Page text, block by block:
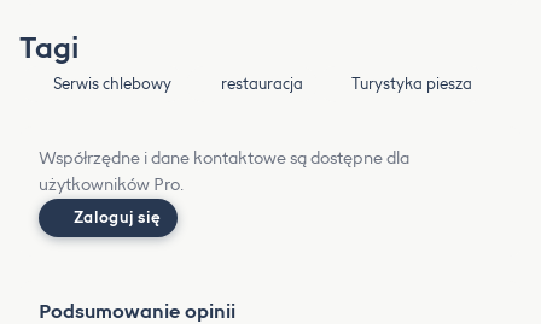
Tagi
Serwis chlebowy restauracja Turystyka piesza
Współrzędne i dane kontaktowe są dostępne dla
użytkowników Pro.
Zaloguj się
Podsumowanie opinii